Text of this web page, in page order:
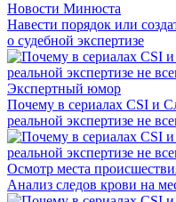
Новости Минюста
Навести порядок или
о судебной экспертизе
Экспертный юмор
Почему в сериалах CSI и
реальной экспертизе не
Осмотр места
Анализ следов крови на